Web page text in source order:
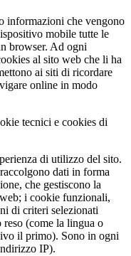
informazioni che vengono
mobile tutte le
browser. Ad ogni
al sito web che li ha
ai siti di ricordare
online in modo
tecnici e cookies di
di utilizzo del sito.
dati in forma
che gestiscono la
i cookie funzionali,
di criteri selezionati
(come la lingua o
il primo). Sono in ogni
IP).